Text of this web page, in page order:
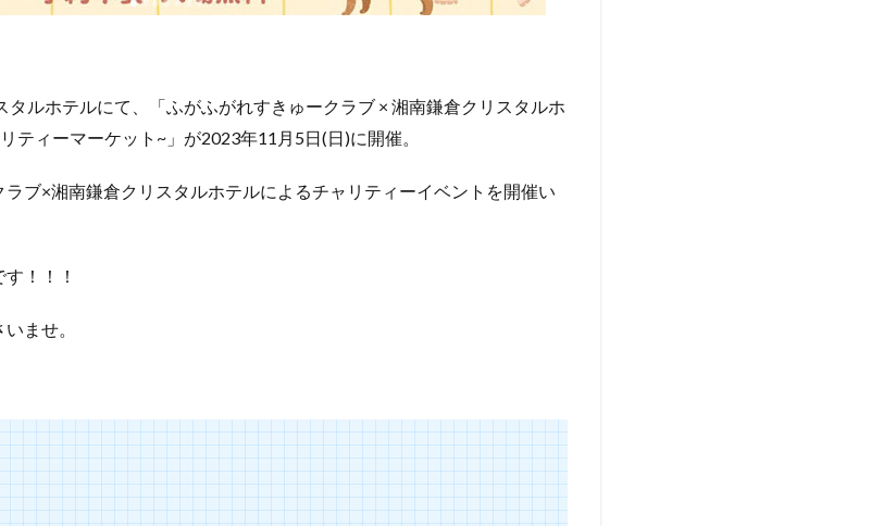
タルホテルにて、「ふがふがれすきゅークラブ × 湘南鎌倉クリスタルホ
ティーマーケット~」が2023年11月5日(日)に開催。
ブ×湘南鎌倉クリスタルホテルによるチャリティーイベントを開催い
！！！
ませ。